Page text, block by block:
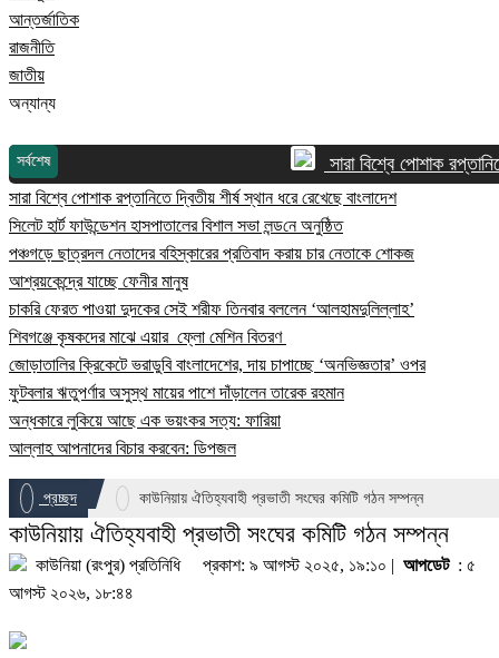
আন্তর্জাতিক
রাজনীতি
জাতীয়
অন্যান্য
সর্বশেষ সারা বিশ্বে পোশাক
সারা বিশ্বে পোশাক রপ্তানিতে দ্বিতীয় শীর্ষ স্থান ধরে রেখেছে বাংলাদেশ
সিলেট হার্ট ফাউন্ডেশন হাসপাতালের বিশাল সভা লন্ড‌নে অনুষ্ঠিত
পঞ্চগড়ে ছাত্রদল নেতাদের বহিস্কারের প্রতিবাদ করায় চার নেতাকে শোকজ
আশ্রয়কেন্দ্রে যাচ্ছে ফেনীর মানুষ
চাকরি ফেরত পাওয়া দুদকের সেই শরীফ তিনবার বললেন ‘আলহামদুলিল্লাহ’
শিবগঞ্জে কৃষকদের মাঝে এয়ার ফ্লো মেশিন বিতরণ
জোড়াতালির ক্রিকেটে ভরাডুবি বাংলাদেশের, দায় চাপাচ্ছে ‘অনভিজ্ঞতার’ ওপর
ফুটবলার ঋতুপর্ণার অসুস্থ মায়ের পাশে দাঁড়ালেন তারেক রহমান
অন্ধকারে লুকিয়ে আছে এক ভয়ংকর সত্য: ফারিয়া
আল্লাহ আপনাদের বিচার করবেন: ডিপজল
প্রচ্ছদ কাউনিয়ায় ঐতিহ্যবাহী প্রভাতী সংঘের কমিটি গঠন সম্পন্ন
কাউনিয়ায় ঐতিহ্যবাহী প্রভাতী সংঘের কমিটি গঠন সম্পন্ন
কাউনিয়া (রংপুর) প্রতিনিধি প্রকাশ: ৯ আগস্ট ২০২৫, ১৯:১০ | আপডেট: ৫
আগস্ট ২০২৬, ১৮:৪৪